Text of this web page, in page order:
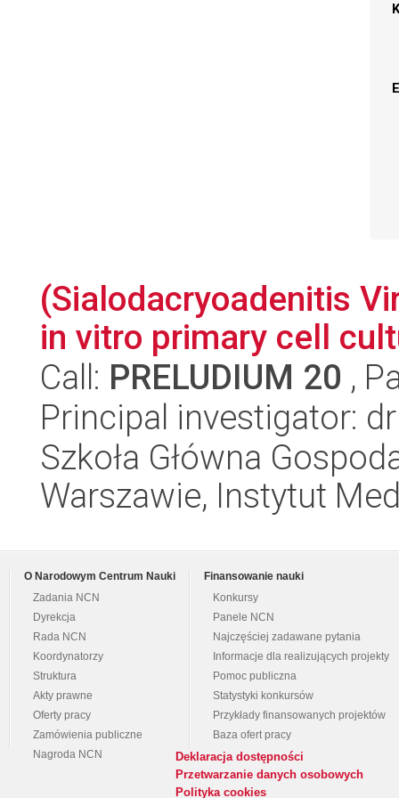
(Sialodacryoadenitis
in vitro primary cell
Call: PRELUDIUM 20 ,
Principal investigator:
Szkoła Główna
Warszawie, Instytut
O Narodowym Centrum Nauki
Zadania NCN
Dyrekcja
Rada NCN
Koordynatorzy
Struktura
Akty prawne
Oferty pracy
Zamówienia publiczne
Nagroda NCN
Finansowanie nauki
Konkursy
Panele NCN
Najczęściej zadawane pytania
Informacje dla realizujących projekty
Pomoc publiczna
Statystyki konkursów
Przykłady finansowanych projektów
Baza ofert pracy
Deklaracja dostępności
Przetwarzanie danych osobowych
Polityka cookies